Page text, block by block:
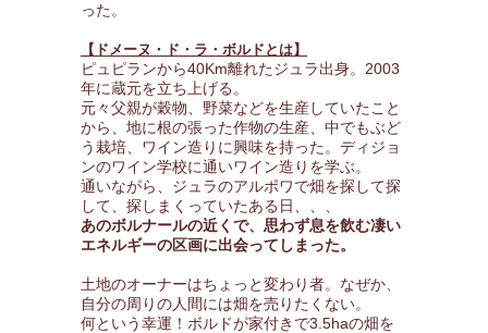
った。
【ドメーヌ・ド・ラ・ボルドとは】
ピュピランから40Km離れたジュラ出身。2003
年に蔵元を立ち上げる。
元々父親が穀物、野菜などを生産していたこと
から、地に根の張った作物の生産、中でもぶど
う栽培、ワイン造りに興味を持った。ディジョ
ンのワイン学校に通いワイン造りを学ぶ。
通いながら、ジュラのアルボワで畑を探して探
して、探しまくっていたある日、、、
あのボルナールの近くで、思わず息を飲む凄い
エネルギーの区画に出会ってしまった。
土地のオーナーはちょっと変わり者。なぜか、
自分の周りの人間には畑を売りたくない。
何という幸運！ボルドが家付きで3.5haの畑を